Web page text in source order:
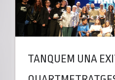
TANQUEM UNA